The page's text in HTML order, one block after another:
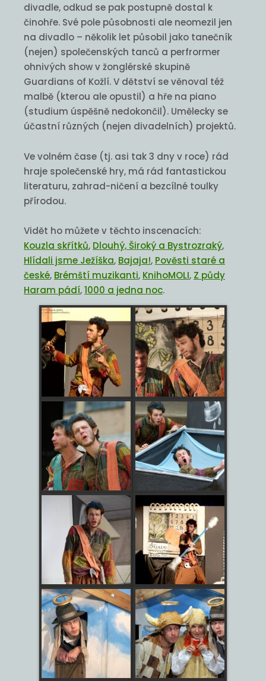
divadle, odkud se pak postupně dostal k
činohře. Své pole působnosti ale neomezil jen
na divadlo – několik let působil jako tanečník
(nejen) společenských tanců a perfrormer
ohnivých show v žonglérské skupině
Guardians of Kožlí. V dětství se věnoval též
malbě (kterou ale opustil) a hře na piano
(studium úspěšně nedokončil). Umělecky se
účastní různých (nejen divadelních) projektů.
Ve volném čase (tj. asi tak 3 dny v roce) rád
hraje společenské hry, má rád fantastickou
literaturu, zahrad-ničení a bezcílné toulky
přírodou.
Vidět ho můžete v těchto inscenacích:
Kouzla skřítků, Dlouhý, Široký a Bystrozraký,
Hlídali jsme Ježíška, Bajaja!, Pověsti staré a
české, Brémští muzikanti, KnihoMOLI, Z půdy
Haram pádí,1000 a jedna noc.